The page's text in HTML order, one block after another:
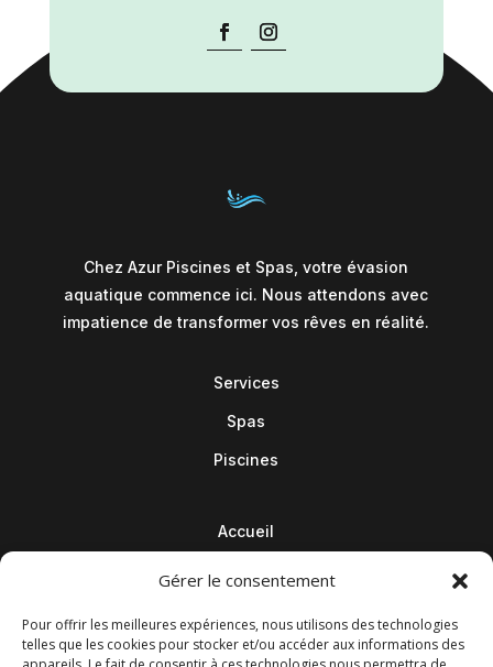
Gérer le consentement
Pour offrir les meilleures expériences, nous utilisons des technologies
telles que les cookies pour stocker et/ou accéder aux informations des
Chez Azur Piscines et Spas, votre évasion
aquatique commence ici. Nous attendons avec
impatience de transformer vos rêves en réalité.
Services
Spas
Piscines
Accueil